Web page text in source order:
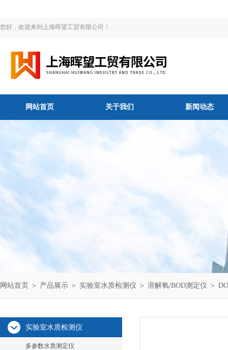
您好，欢迎来到上海晖望工贸有限公司！
网站首页 关于我们 新闻动态
网站首页 ＞ 产品展示 ＞ 实验室水质检测仪 ＞ 溶解氧/BOD测定仪 ＞
实验室水质检测仪
多参数水质测定仪